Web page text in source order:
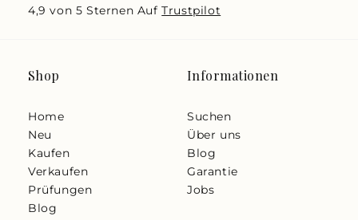
4,9 von 5 Sternen AufTrustpilot
Shop
Home
Neu
Kaufen
Verkaufen
Prüfungen
Blog
Informationen
Suchen
Über uns
Blog
Garantie
Jobs